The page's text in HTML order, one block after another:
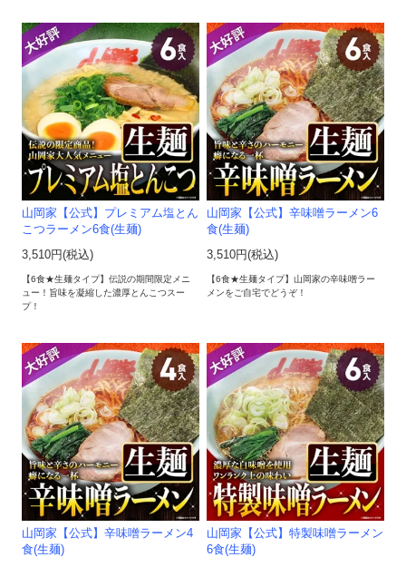
山岡家【公式】プレミアム塩とん
こつラーメン6食(生麺)
3,510円(税込)
【6食★生麺タイプ】伝説の期間限定メニ
ュー！旨味を凝縮した濃厚とんこつスー
プ！
山岡家【公式】辛味噌ラーメン6
食(生麺)
3,510円(税込)
【6食★生麺タイプ】山岡家の辛味噌ラー
メンをご自宅でどうぞ！
山岡家【公式】辛味噌ラーメン4
食(生麺)
山岡家【公式】特製味噌ラーメン
6食(生麺)